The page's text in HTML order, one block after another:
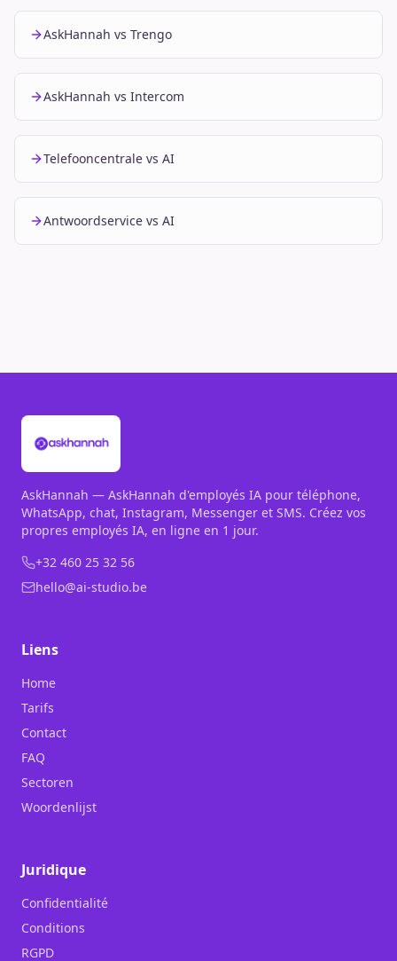
AskHannah vs Trengo
AskHannah vs Intercom
Telefooncentrale vs AI
Antwoordservice vs AI
AskHannah — AskHannah d'employés IA pour téléphone,
WhatsApp, chat, Instagram, Messenger et SMS. Créez vos
propres employés IA, en ligne en 1 jour.
+32 460 25 32 56
hello@ai-studio.be
Liens
Home
Tarifs
Contact
FAQ
Sectoren
Woordenlijst
Juridique
Confidentialité
Conditions
RGPD